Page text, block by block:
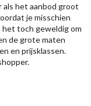
als het aanbod groot
je misschien
toch geweldig om
de grote maten
en prijsklassen.